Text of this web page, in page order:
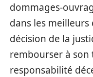
dommages-
dans les meilleurs
décision de la
rembourser à son
responsabilité